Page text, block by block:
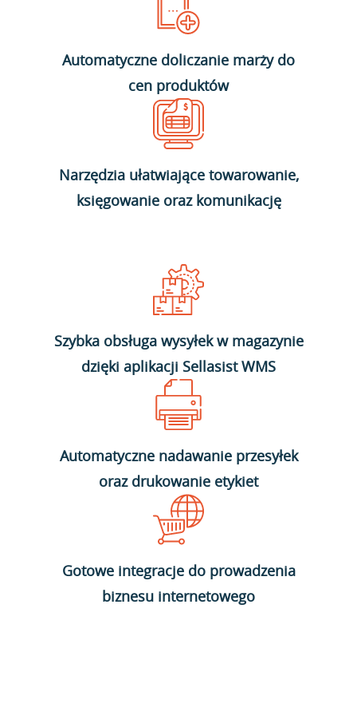
Automatyczne doliczanie marży do
cen produktów
Narzędzia ułatwiające towarowanie,
księgowanie oraz komunikację
Szybka obsługa wysyłek w magazynie
dzięki aplikacji Sellasist WMS
Automatyczne nadawanie przesyłek
oraz drukowanie etykiet
Gotowe integracje do prowadzenia
biznesu internetowego